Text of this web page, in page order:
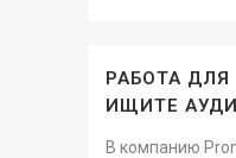
РАБОТА ДЛЯ
ИЩИТЕ
В компанию